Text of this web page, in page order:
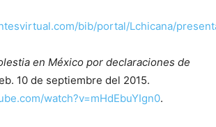
bib/portal/Lchicana/
en México por declaraciones de
10 de septiembre del 2015.
watch?v=mHdEbuYIgn0.